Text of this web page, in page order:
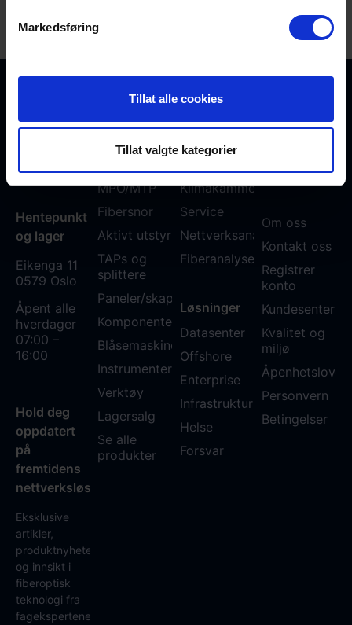
Markedsføring
Tillat alle cookies
Tillat valgte kategorier
Patchcord style, LC/UPC
connectors
+47 23
salg@fiberworks.no
Hentepunkt
og lager
Eikenga 11
0579 Oslo
Åpent alle
hverdager
07:00 –
16:00
Hold deg
oppdatert
på
fremtidens
nettverksløsninger
Eksklusive
artikler,
produktnyheter
og innsikt i
fiberoptisk
teknologi fra
fagekspertene
MPO/MTP
Fibersnor
Aktivt utstyr
TAPs og
splittere
Paneler/skap
Komponenter
Blåsemaskiner
Instrumenter
Verktøy
Lagersalg
Se alle
produkter
Klimakammer
Service
Nettverksanalyse
Fiberanalyse WDM
Løsninger
Datasenter
Offshore
Enterprise
Infrastruktur
Helse
Forsvar
977 046
Om oss
Kontakt oss
Registrer
konto
Kundesenter
Kvalitet og
miljø
Åpenhetsloven
Personvern
Betingelser